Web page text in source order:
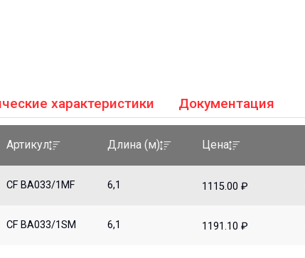
характеристики Документация
Артикул Длина (м) Цена
CF BA033/1MF 6,1 1115.00 ₽
CF BA033/1SM 6,1 1191.10 ₽